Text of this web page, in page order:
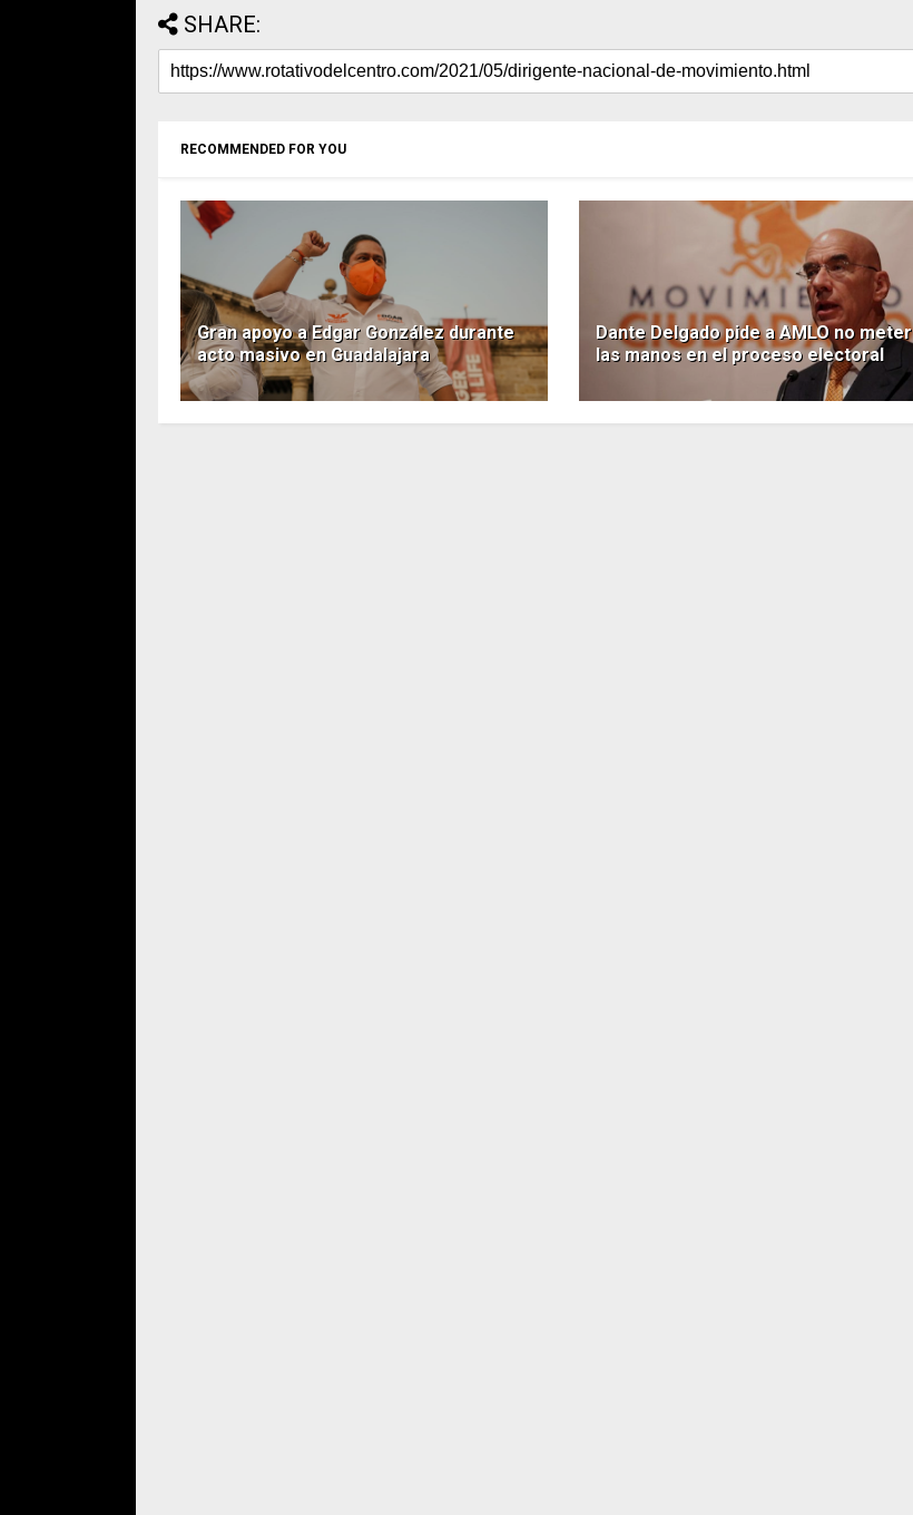
SHARE:
RECOMMENDED FOR YOU
Gran apoyo a Edgar González durante
acto masivo en Guadalajara
Dante Delgado pide a AMLO no meter
las manos en el proceso electoral